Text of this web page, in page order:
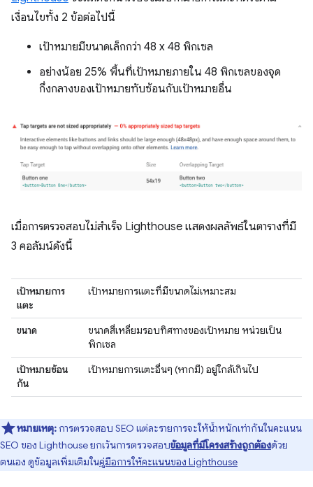
เงื่อนไขทั้ง 2 ข้อต่อไปนี้
เป้าหมายมีขนาดเล็กกว่า 48 x 48 พิกเซล
อย่างน้อย 25% พื้นที่เป้าหมายภายใน 48 พิกเซลของจุด
กึ่งกลางของเป้าหมายทับซ้อนกับเป้าหมายอื่น
เมื่อการตรวจสอบไม่สำเร็จ Lighthouse แสดงผลลัพธ์ในตารางที่มี
3 คอลัมน์ดังนี้
เป้าหมายการ
แตะ
เป้าหมายการแตะที่มีขนาดไม่เหมาะสม
ขนาด
ขนาดสี่เหลี่ยมรอบทิศทางของเป้าหมาย หน่วยเป็น
พิกเซล
เป้าหมายซ้อน
กัน
เป้าหมายการแตะอื่นๆ (หากมี) อยู่ใกล้เกินไป
หมายเหตุ: การตรวจสอบ SEO แต่ละรายการจะให้น้ำหนักเท่ากันในคะแนน
SEO ของ Lighthouse ยกเว้นการตรวจสอบข้อมูลที่มีโครงสร้างถูกต้องด้วย
ตนเอง ดูข้อมูลเพิ่มเติมในคู่มือการให้คะแนนของ Lighthouse